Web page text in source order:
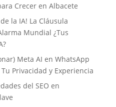
Crecer en Albacete
la IA! La Cláusula
Mundial ¿Tus
Meta AI en WhatsApp
Privacidad y Experiencia
del SEO en